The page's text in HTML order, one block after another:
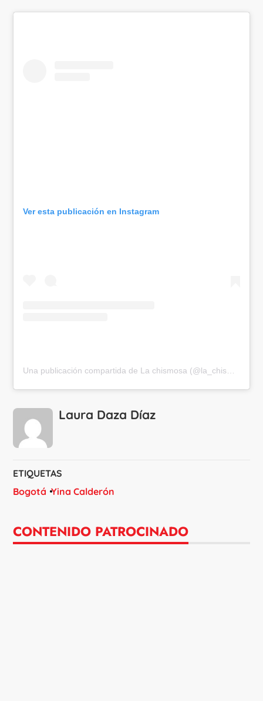
Ver esta publicación en Instagram
Laura Daza Díaz
ETIQUETAS
Bogotá Yina Calderón
CONTENIDO PATROCINADO